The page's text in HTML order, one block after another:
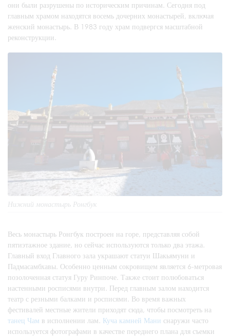
они были разрушены по историческим причинам. Сегодня под
главным храмом находятся восемь дочерних монастырей, включая
женский монастырь. В 1983 году храм подвергся масштабной
реконструкции.
Нижний монастырь Ронгбук
Весь монастырь Ронгбук построен на горе, представляя собой
пятиэтажное здание, но сейчас используются только два этажа.
Главный вход Главного зала украшают статуи Шакьямуни и
Падмасамбхавы. Особенно ценным сокровищем является 6-метровая
позолоченная статуя Гуру Ринпоче. Также стоит полюбоваться
настенными росписями внутри. Перед главным залом находится
театр с резными балками и росписями. Во время важных
фестивалей местные жители приходят сюда, чтобы посмотреть на
танец Чам в исполнении лам. Куча камней Мани снаружи часто
используется фотографами в качестве переднего плана для съемки